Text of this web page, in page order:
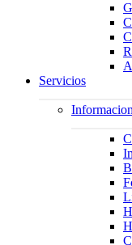
Servicios